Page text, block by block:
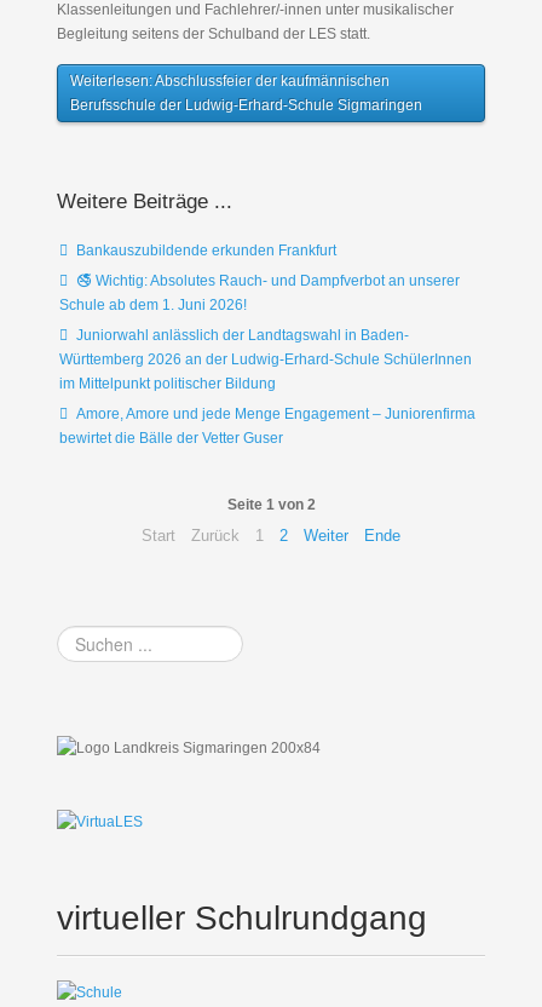
Klassenleitungen und Fachlehrer/-innen unter musikalischer
Begleitung seitens der Schulband der LES statt.
Weiterlesen: Abschlussfeier der kaufmännischen
Berufsschule der Ludwig-Erhard-Schule Sigmaringen
Weitere Beiträge ...
Bankauszubildende erkunden Frankfurt
🚭 Wichtig: Absolutes Rauch- und Dampfverbot an unserer
Schule ab dem 1. Juni 2026!
Juniorwahl anlässlich der Landtagswahl in Baden-
Württemberg 2026 an der Ludwig-Erhard-Schule SchülerInnen
im Mittelpunkt politischer Bildung
Amore, Amore und jede Menge Engagement – Juniorenfirma
bewirtet die Bälle der Vetter Guser
Seite 1 von 2
Start Zurück 1 2 Weiter Ende
Suchen
...
virtueller Schulrundgang